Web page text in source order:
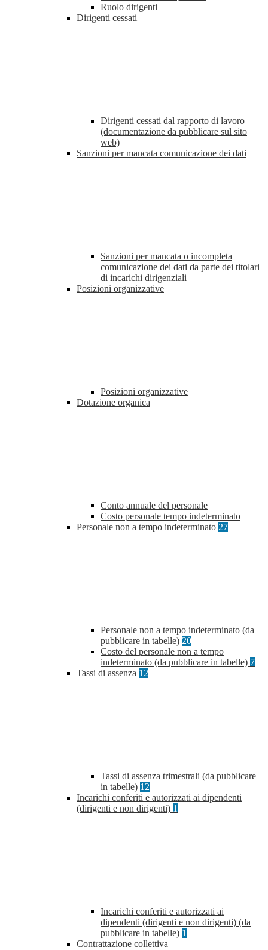
Ruolo dirigenti
Dirigenti cessati
Dirigenti cessati dal rapporto di lavoro
(documentazione da pubblicare sul sito
web)
Sanzioni per mancata comunicazione dei dati
Sanzioni per mancata o incompleta
comunicazione dei dati da parte dei titolari
di incarichi dirigenziali
Posizioni organizzative
Posizioni organizzative
Dotazione organica
Conto annuale del personale
Costo personale tempo indeterminato
Personale non a tempo indeterminato 27
Personale non a tempo indeterminato (da
pubblicare in tabelle) 20
Costo del personale non a tempo
indeterminato (da pubblicare in tabelle) 7
Tassi di assenza 12
Tassi di assenza trimestrali (da pubblicare
in tabelle) 12
Incarichi conferiti e autorizzati ai dipendenti
(dirigenti e non dirigenti) 1
Incarichi conferiti e autorizzati ai
dipendenti (dirigenti e non dirigenti) (da
pubblicare in tabelle) 1
Contrattazione collettiva